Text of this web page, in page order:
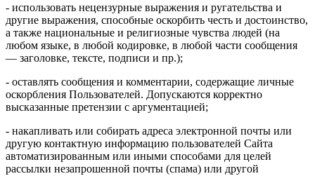
- использовать нецензурные выражения и ругательства и
другие выражения, способные оскорбить честь и достоинство,
а также национальные и религиозные чувства людей (на
любом языке, в любой кодировке, в любой части сообщения
— заголовке, тексте, подписи и пр.);
- оставлять сообщения и комментарии, содержащие личные
оскорбления Пользователей. Допускаются корректно
высказанные претензии с аргументацией;
- накапливать или собирать адреса электронной почты или
другую контактную информацию пользователей Сайта
автоматизированным или иными способами для целей
рассылки незапрошенной почты (спама) или другой